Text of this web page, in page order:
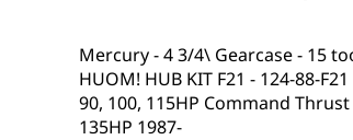
Mercury - 4 3/4\ Gearcase - 15
HUOM! HUB KIT F21 - 124-88-F21
90, 100, 115HP Command
135HP 1987-